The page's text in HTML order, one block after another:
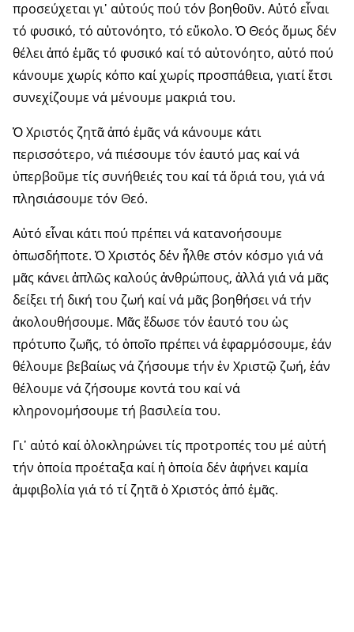
προσεύχεται γι᾽ αὐτούς πού τόν βοηθοῦν. Αὐτό εἶναι
τό φυσικό, τό αὐτονόητο, τό εὔκολο. Ὁ Θεός ὅμως δέν
θέλει ἀπό ἐμᾶς τό φυσικό καί τό αὐτονόητο, αὐτό πού
κάνουμε χωρίς κόπο καί χωρίς προσπάθεια, γιατί ἔτσι
συνεχίζουμε νά μένουμε μακριά του.
Ὁ Χριστός ζητᾶ ἀπό ἐμᾶς νά κάνουμε κάτι
περισσότερο, νά πιέσουμε τόν ἑαυτό μας καί νά
ὑπερβοῦμε τίς συνήθειές του καί τά ὅριά του, γιά νά
πλησιάσουμε τόν Θεό.
Αὐτό εἶναι κάτι πού πρέπει νά κατανοήσουμε
ὁπωσδήποτε. Ὁ Χριστός δέν ἦλθε στόν κόσμο γιά νά
μᾶς κάνει ἁπλῶς καλούς ἀνθρώπους, ἀλλά γιά νά μᾶς
δείξει τή δική του ζωή καί νά μᾶς βοηθήσει νά τήν
ἀκολουθήσουμε. Μᾶς ἔδωσε τόν ἑαυτό του ὡς
πρότυπο ζωῆς, τό ὁποῖο πρέπει νά ἐφαρμόσουμε, ἐάν
θέλουμε βεβαίως νά ζήσουμε τήν ἐν Χριστῷ ζωή, ἐάν
θέλουμε νά ζήσουμε κοντά του καί νά
κληρονομήσουμε τή βασιλεία του.
Γι᾽ αὐτό καί ὁλοκληρώνει τίς προτροπές του μέ αὐτή
τήν ὁποία προέταξα καί ἡ ὁποία δέν ἀφήνει καμία
ἀμφιβολία γιά τό τί ζητᾶ ὁ Χριστός ἀπό ἐμᾶς.